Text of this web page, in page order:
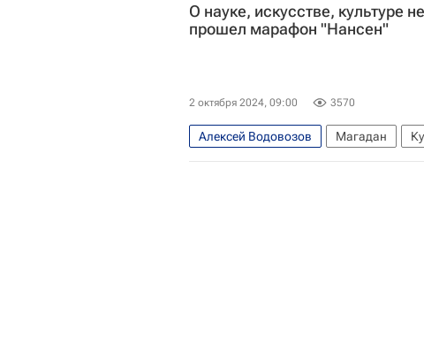
О науке, искусстве, культуре
прошел марафон "Нансен"
2 октября 2024, 09:00 3570
Алексей Водовозов Магадан
Арктика
Эннио Морриконе